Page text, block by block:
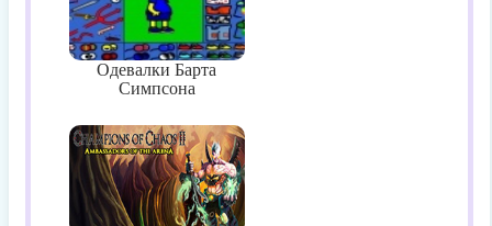
Одевалки Барта
Симпсона